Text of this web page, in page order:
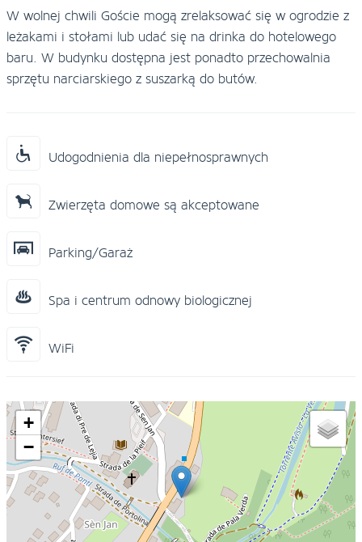
W wolnej chwili Goście mogą zrelaksować się w ogrodzie z
leżakami i stołami lub udać się na drinka do hotelowego
baru. W budynku dostępna jest ponadto przechowalnia
sprzętu narciarskiego z suszarką do butów.
Udogodnienia dla niepełnosprawnych
Zwierzęta domowe są akceptowane
Parking/Garaż
Spa i centrum odnowy biologicznej
WiFi
+
−